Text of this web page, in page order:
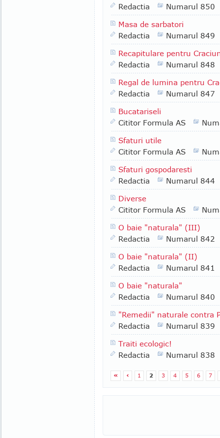
Redactia
Numarul 850
Masa de sarbatori
Redactia
Numarul 849
Recapitulare pentru
Redactia
Numarul 848
Regal de lumina pentru
Redactia
Numarul 847
Bucatariseli
Cititor Formula AS
Sfaturi utile
Cititor Formula AS
Sfaturi gospodaresti
Redactia
Numarul 844
Diverse
Cititor Formula AS
O baie "naturala" (III)
Redactia
Numarul 842
O baie "naturala" (II)
Redactia
Numarul 841
O baie "naturala"
Redactia
Numarul 840
"Remedii" naturale contra
Redactia
Numarul 839
Traiti ecologic!
Redactia
Numarul 838
« ‹ 1 2 3 4 5 6 7